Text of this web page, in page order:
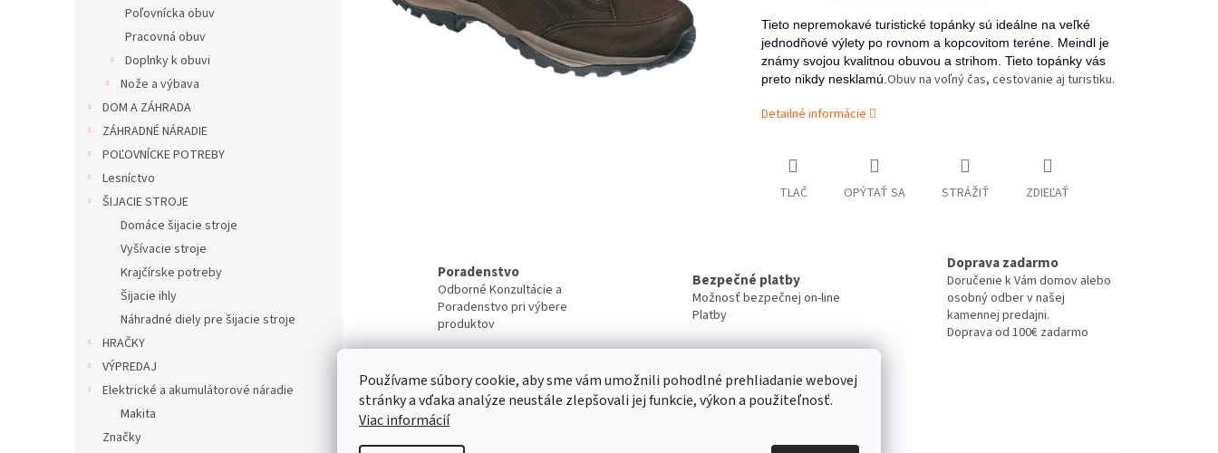
Používame súbory cookie, aby sme vám umožnili pohodlné prehliadanie webovej
stránky a vďaka analýze neustále zlepšovali jej funkcie, výkon a použiteľnosť.
Viac informácií
Poľovnícka obuv
Pracovná obuv
Doplnky k obuvi
Nože a výbava
DOM A ZÁHRADA
ZÁHRADNÉ NÁRADIE
POĽOVNÍCKE POTREBY
Lesníctvo
ŠIJACIE STROJE
Domáce šijacie stroje
Vyšívacie stroje
Krajčírske potreby
Šijacie ihly
Náhradné diely pre šijacie stroje
HRAČKY
VÝPREDAJ
Elektrické a akumulátorové náradie
Makita
Značky
Tieto nepremokavé turistické topánky sú ideálne na veľké
jednodňové výlety po rovnom a kopcovitom teréne. Meindl je
známy svojou kvalitnou obuvou a strihom. Tieto topánky vás
preto nikdy nesklamú.Obuv na voľný čas, cestovanie aj turistiku.
Detailné informácie
TLAČ OPÝTAŤ SA STRÁŽIŤ ZDIEĽAŤ
Poradenstvo
Odborné Konzultácie a
Poradenstvo pri výbere
produktov
Bezpečné platby
Možnosť bezpečnej on-line
Platby
Doprava zadarmo
Doručenie k Vám domov alebo
osobný odber v našej
kamennej predajni.
Doprava od 100€ zadarmo
Servis
Kvalitný záručný aj pozáručný servis
Viac o našich servisných službách ....